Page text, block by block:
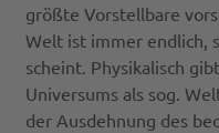
größte Vorstellbare
Welt ist immer endlich,
scheint. Physikalisch
Universums als sog.
der Ausdehnung des